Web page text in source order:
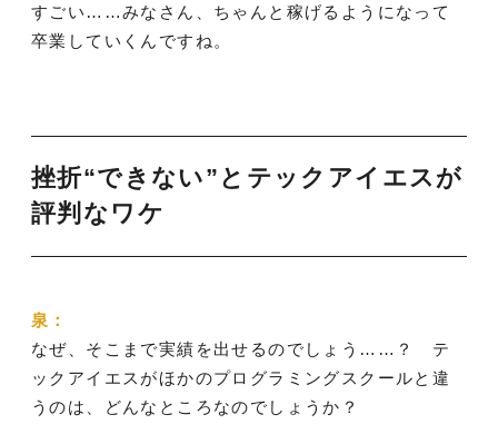
すごい……みなさん、ちゃんと稼げるようになって
卒業していくんですね。
挫折“できない”とテックアイエスが
評判なワケ
泉：
なぜ、そこまで実績を出せるのでしょう……？ テ
ックアイエスがほかのプログラミングスクールと違
うのは、どんなところなのでしょうか？